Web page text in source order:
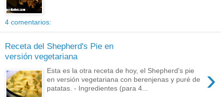
4 comentarios:
Receta del Shepherd's Pie en
versión vegetariana
›
Esta es la otra receta de hoy, el Shepherd's pie
en versión vegetariana con berenjenas y puré de
patatas. - Ingredientes (para 4...